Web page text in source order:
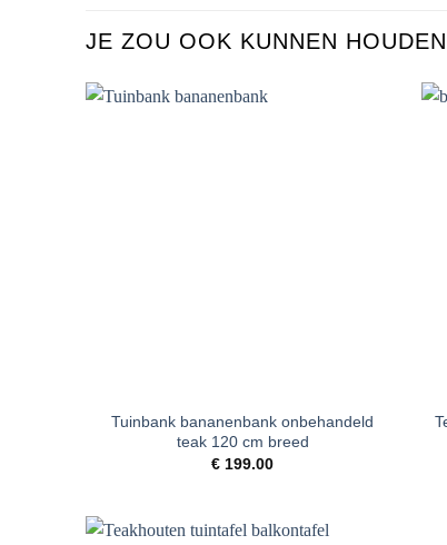
JE ZOU OOK KUNNEN
Tuinbank bananenbank onbehandeld
teak 120 cm breed
€ 199.00